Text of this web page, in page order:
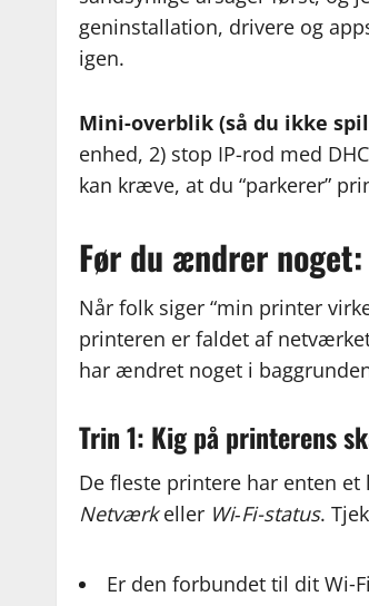
geninstallation, drivere og
igen.
Mini-overblik (så du ikke
enhed, 2) stop IP-rod med
kan kræve, at du “parkerer”
Før du ændrer
Når folk siger “min printer
printeren er faldet af
har ændret noget i
Trin 1: Kig på printerens
De fleste printere har enten
Netværkeller Wi‑Fi-status.
Er den forbundet til dit Wi‑Fi